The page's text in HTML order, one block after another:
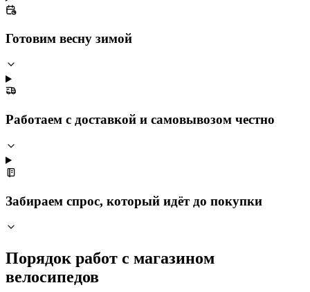
Готовим весну зимой
Работаем с доставкой и самовывозом честно
Забираем спрос, который идёт до покупки
Порядок работ с магазином
велосипедов